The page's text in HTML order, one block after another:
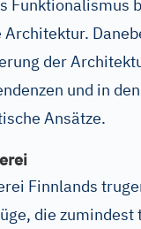
Funktionalismus
der
und in
Ansätze.
Finnlands
die